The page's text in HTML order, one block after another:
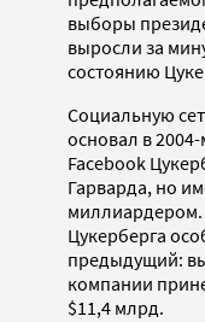
выборы
выросли за
состоянию
Социальную
основал в
Facebook
Гарварда, но
Цукерберга
предыдущий:
компании
$11,4 млрд.